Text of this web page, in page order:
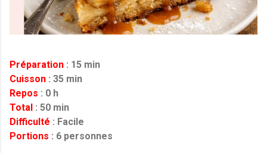
Préparation : 15 min
Cuisson : 35 min
Repos : 0 h
Total : 50 min
Difficulté : Facile
Portions : 6 personnes